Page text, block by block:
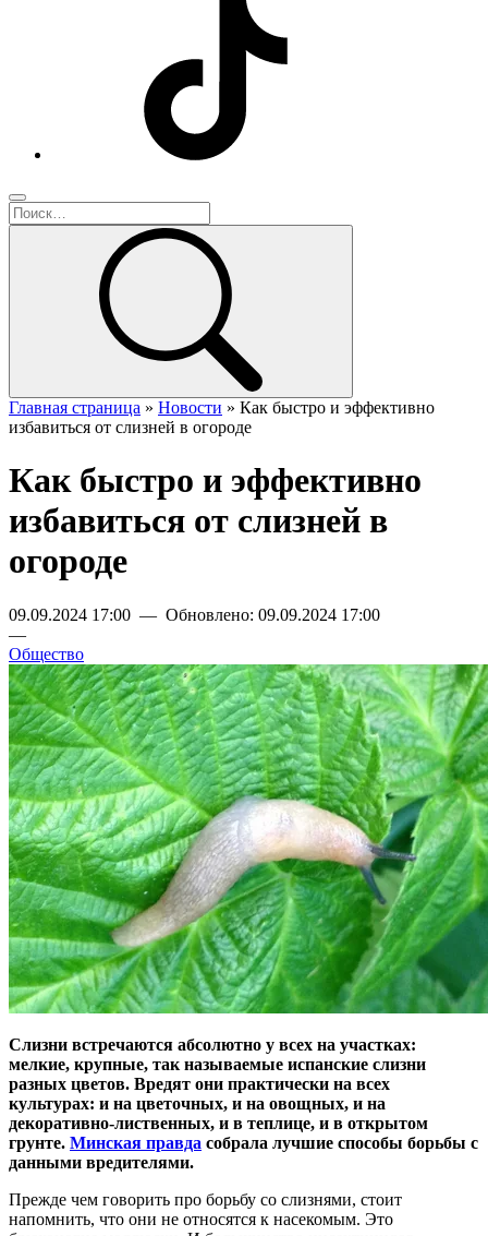
Главная страница » Новости » Как быстро и эффективно
избавиться от слизней в огороде
Как быстро и эффективно
избавиться от слизней в
огороде
09.09.2024 17:00 — Обновлено: 09.09.2024 17:00
—
Общество
Слизни встречаются абсолютно у всех на участках:
мелкие, крупные, так называемые испанские слизни
разных цветов. Вредят они практически на всех
культурах: и на цветочных, и на овощных, и на
декоративно-лиственных, и в теплице, и в открытом
грунте. Минская правда собрала лучшие способы борьбы с
данными вредителями.
Прежде чем говорить про борьбу со слизнями, стоит
напомнить, что они не относятся к насекомым. Это